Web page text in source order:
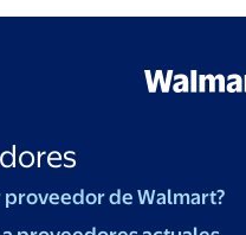
proveedor de Walmart?